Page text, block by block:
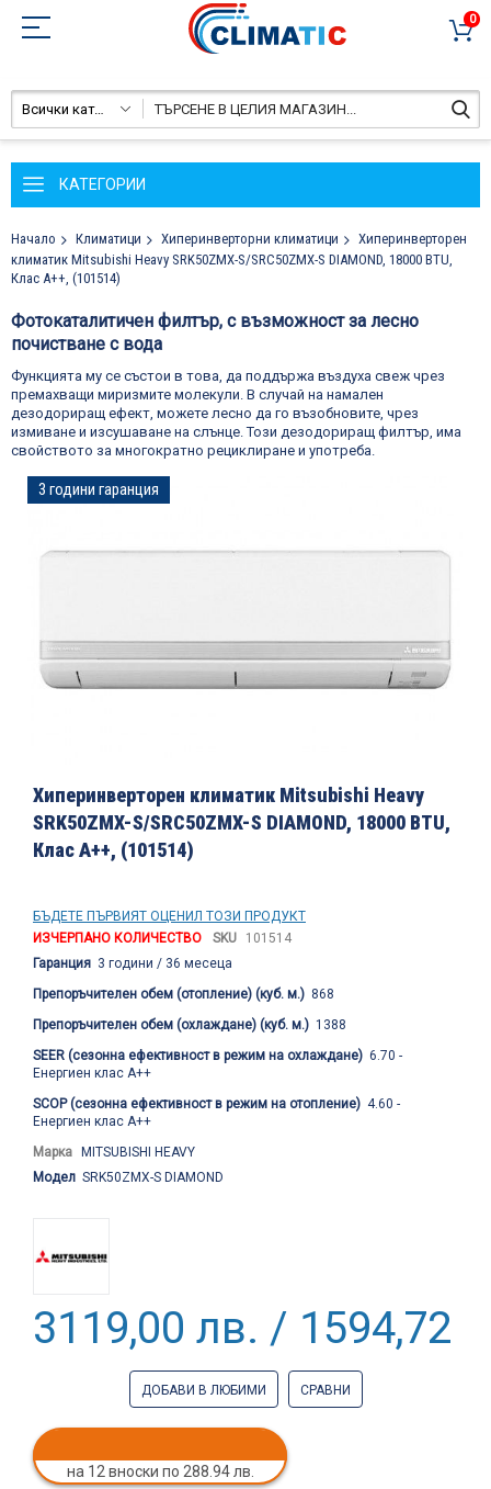
0
Всички категории
КАТЕГОРИИ
Начало Климатици Хиперинверторни климатици
Хиперинверторен
климатик Mitsubishi Heavy SRK50ZMX-S/SRC50ZMX-S DIAMOND, 18000 BTU,
Клас A++, (101514)
Преминете
към
галерията
3 години гаранция
към
началото
на
галерия
Хиперинверторен климатик Mitsubishi Heavy
SRK50ZMX-S/SRC50ZMX-S DIAMOND, 18000 BTU,
Клас A++, (101514)
БЪДЕТЕ ПЪРВИЯТ ОЦЕНИЛ ТОЗИ ПРОДУКТ
ИЗЧЕРПАНО КОЛИЧЕСТВО
SKU
101514
Гаранция 3 години / 36 месеца
Препоръчителен обем (отопление) (куб. м.) 868
Препоръчителен обем (охлаждане) (куб. м.) 1388
SEER (сезонна ефективност в режим на охлаждане) 6.70 -
Енергиен клас А++
SCOP (сезонна ефективност в режим на отопление) 4.60 -
Енергиен клас А++
Марка MITSUBISHI HEAVY
Модел SRK50ZMX-S DIAMOND
3119,00 лв. / 1594,72 €
ДОБАВИ В ЛЮБИМИ СРАВНИ
на 12 вноски по 288.94 лв.
Фотокаталитичен филтър, с възможност за лесно
почистване с вода
Функцията му се състои в това, да поддържа въздуха свеж чрез
премахващи миризмите молекули. В случай на намален
дезодориращ ефект, можете лесно да го възобновите, чрез
измиване и изсушаване на слънце. Този дезодориращ филтър, има
свойството за многократно рециклиране и употреба.